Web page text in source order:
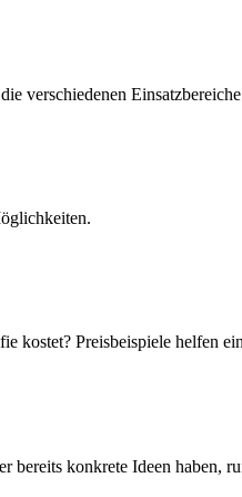
verschiedenen
kostet? Preisbeispiele helfen
bereits konkrete Ideen haben,